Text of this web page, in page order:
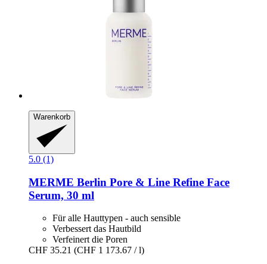
Warenkorb
5.0 (1)
MERME Berlin Pore & Line Refine Face
Serum, 30 ml
Für alle Hauttypen - auch sensible
Verbessert das Hautbild
Verfeinert die Poren
CHF 35.21 (CHF 1 173.67 / l)